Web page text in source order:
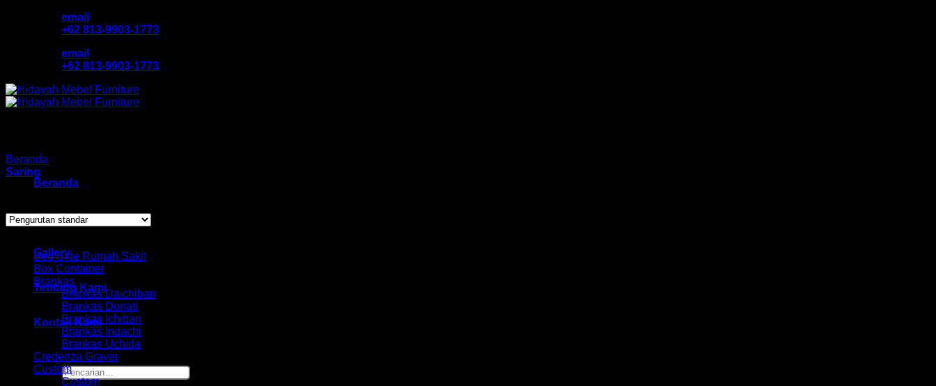
email
+62 813-9903-1773
email
+62 813-9903-1773
Beranda
Katalog Produk
Gallery
Tentang Kami
Kontak Kami
Pencarian
untuk:
Beranda
Saring
Bed Side Rumah Sakit
Box Container
Brankas
Brankas Daichiban
Brankas Donati
Brankas Ichiban
Brankas Indachi
Brankas Uchida
Credenza Graver
Custom
Custom